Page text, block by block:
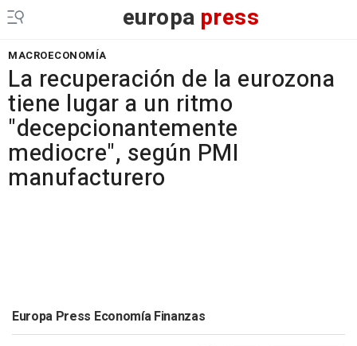
europa press
MACROECONOMÍA
La recuperación de la eurozona
tiene lugar a un ritmo
"decepcionantemente
mediocre", según PMI
manufacturero
Europa Press Economía Finanzas